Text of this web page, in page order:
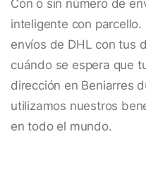
Con o sin número de
inteligente con
envíos de DHL con tus
cuándo se espera que
dirección en Beniarres
utilizamos nuestros
en todo el mundo.